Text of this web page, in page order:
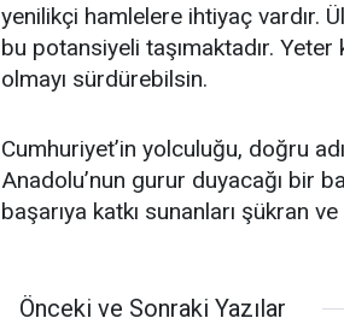
yenilikçi hamlelere ihtiyaç vardır.
bu potansiyeli taşımaktadır.
olmayı sürdürebilsin.
Cumhuriyet’in yolculuğu, doğru
Anadolu’nun gurur duyacağı bir
başarıya katkı sunanları şükran
Önceki ve Sonraki Yazılar